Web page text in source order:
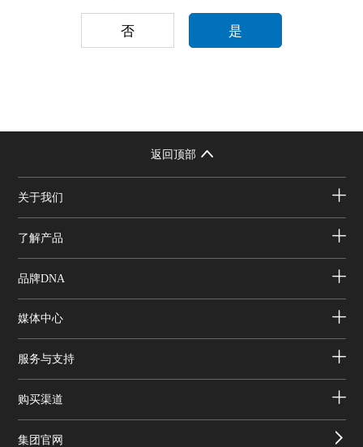
否 是
返回顶部
关于我们
了解产品
品牌DNA
媒体中心
服务与支持
购买渠道
集团官网